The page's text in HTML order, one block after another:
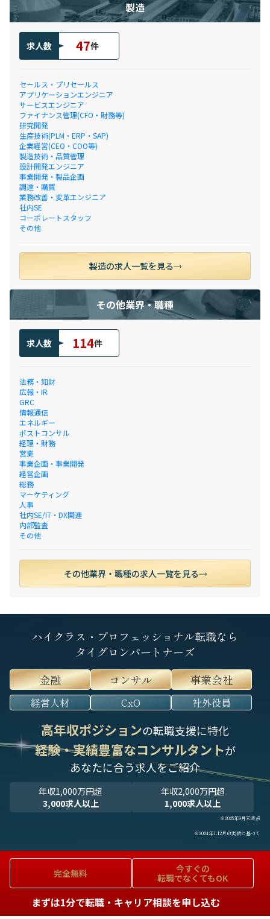
製造
求人数 47件
セールス・プリセールス
アプリケーションエンジニア
サービスエンジニア
ファイナンス管理(CFO・財務等)
研究開発
生産技術(PLM・ERP・SAP)
企業経営(CEO・COO等)
製造技術・品質管理
設計開発エンジニア
事業開発・製品企画
調達・購買
業務改善・変革エンジニア
社内SE
コーポレートスタッフ
その他
製造の求人一覧を見る
その他業界・職種
求人数 114件
法務・知財
広報・IR
GRC
情報通信
エネルギー
ポストコンサル
経理・財務
営業
事業企画・事業開発
経営企画
総務
マーケティング
人事
社内SE/IT・DX関連
内部監査
その他
その他業界・職種の求人一覧を見る
ハイクラス・プロフェッショナル転職なら
タイグロンパートナーズ
金融
コンサル 事業会社
経営人材 CxO 社外役員
高年収ポジションの転職支援に特化
経験・実績豊富なコンサルタントが
あなたに合う求人をご紹介
年収1,000万円超
3,000求人以上
年収2,000万円超
1,000求人以上
※2025年9月末時点
※2024年1-12月の実績に基づく
完全無料
今すぐの
転職でなくてもOK
まずは1分で転職・キャリア相談を申し込む